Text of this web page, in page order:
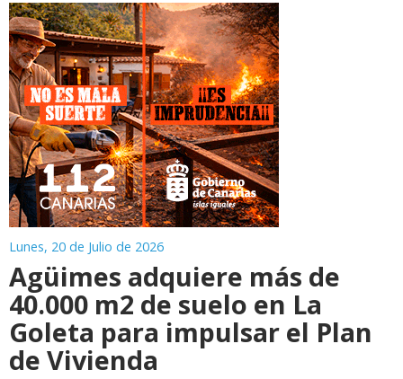
Lunes, 20 de Julio de 2026
Agüimes adquiere más de
40.000 m2 de suelo en La
Goleta para impulsar el Plan
de Vivienda